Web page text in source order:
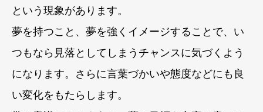
という現象があります。
夢を持つこと、夢を強くイメージすることで、い
つもなら見落としてしまうチャンスに気づくよう
になります。さらに言葉づかいや態度などにも良
い変化をもたらします。